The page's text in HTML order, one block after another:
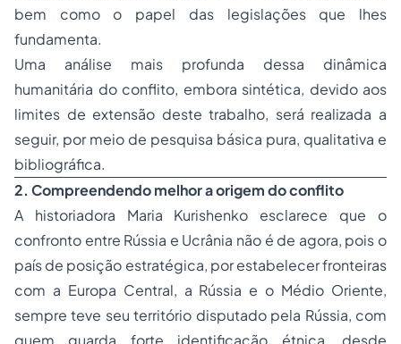
bem como o papel das legislações que lhes
fundamenta.
Uma análise mais profunda dessa dinâmica
humanitária do conflito, embora sintética, devido aos
limites de extensão deste trabalho, será realizada a
seguir, por meio de pesquisa básica pura, qualitativa e
bibliográfica.
2. Compreendendo melhor a origem do conflito
A historiadora Maria Kurishenko esclarece que o
confronto entre Rússia e Ucrânia não é de agora, pois o
país de posição estratégica, por estabelecer fronteiras
com a Europa Central, a Rússia e o Médio Oriente,
sempre teve seu território disputado pela Rússia, com